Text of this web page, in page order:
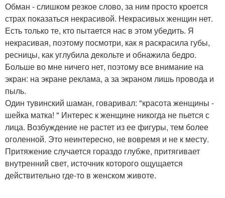
Обман - слишком резкое слово, за ним просто кроется
страх показаться некрасивой. Некрасивых женщин нет.
Есть только те, кто пытается нас в этом убедить. Я
некрасивая, поэтому посмотри, как я раскрасила губы,
ресницы, как углубила декольте и обнажила бедро.
Больше во мне ничего нет, поэтому все внимание на
экран: на экране реклама, а за экраном лишь провода и
пыль.
Один тувинский шаман, говаривал: "красота женщины -
шейка матка! " Интерес к женщине никогда не пьется с
лица. Возбуждение не растет из ее фигуры, тем более
оголенной. Это неинтересно, не вовремя и не к месту.
Притяжение случается гораздо глубже, притягивает
внутренний свет, источник которого ощущается
действительно где-то в женском животе.